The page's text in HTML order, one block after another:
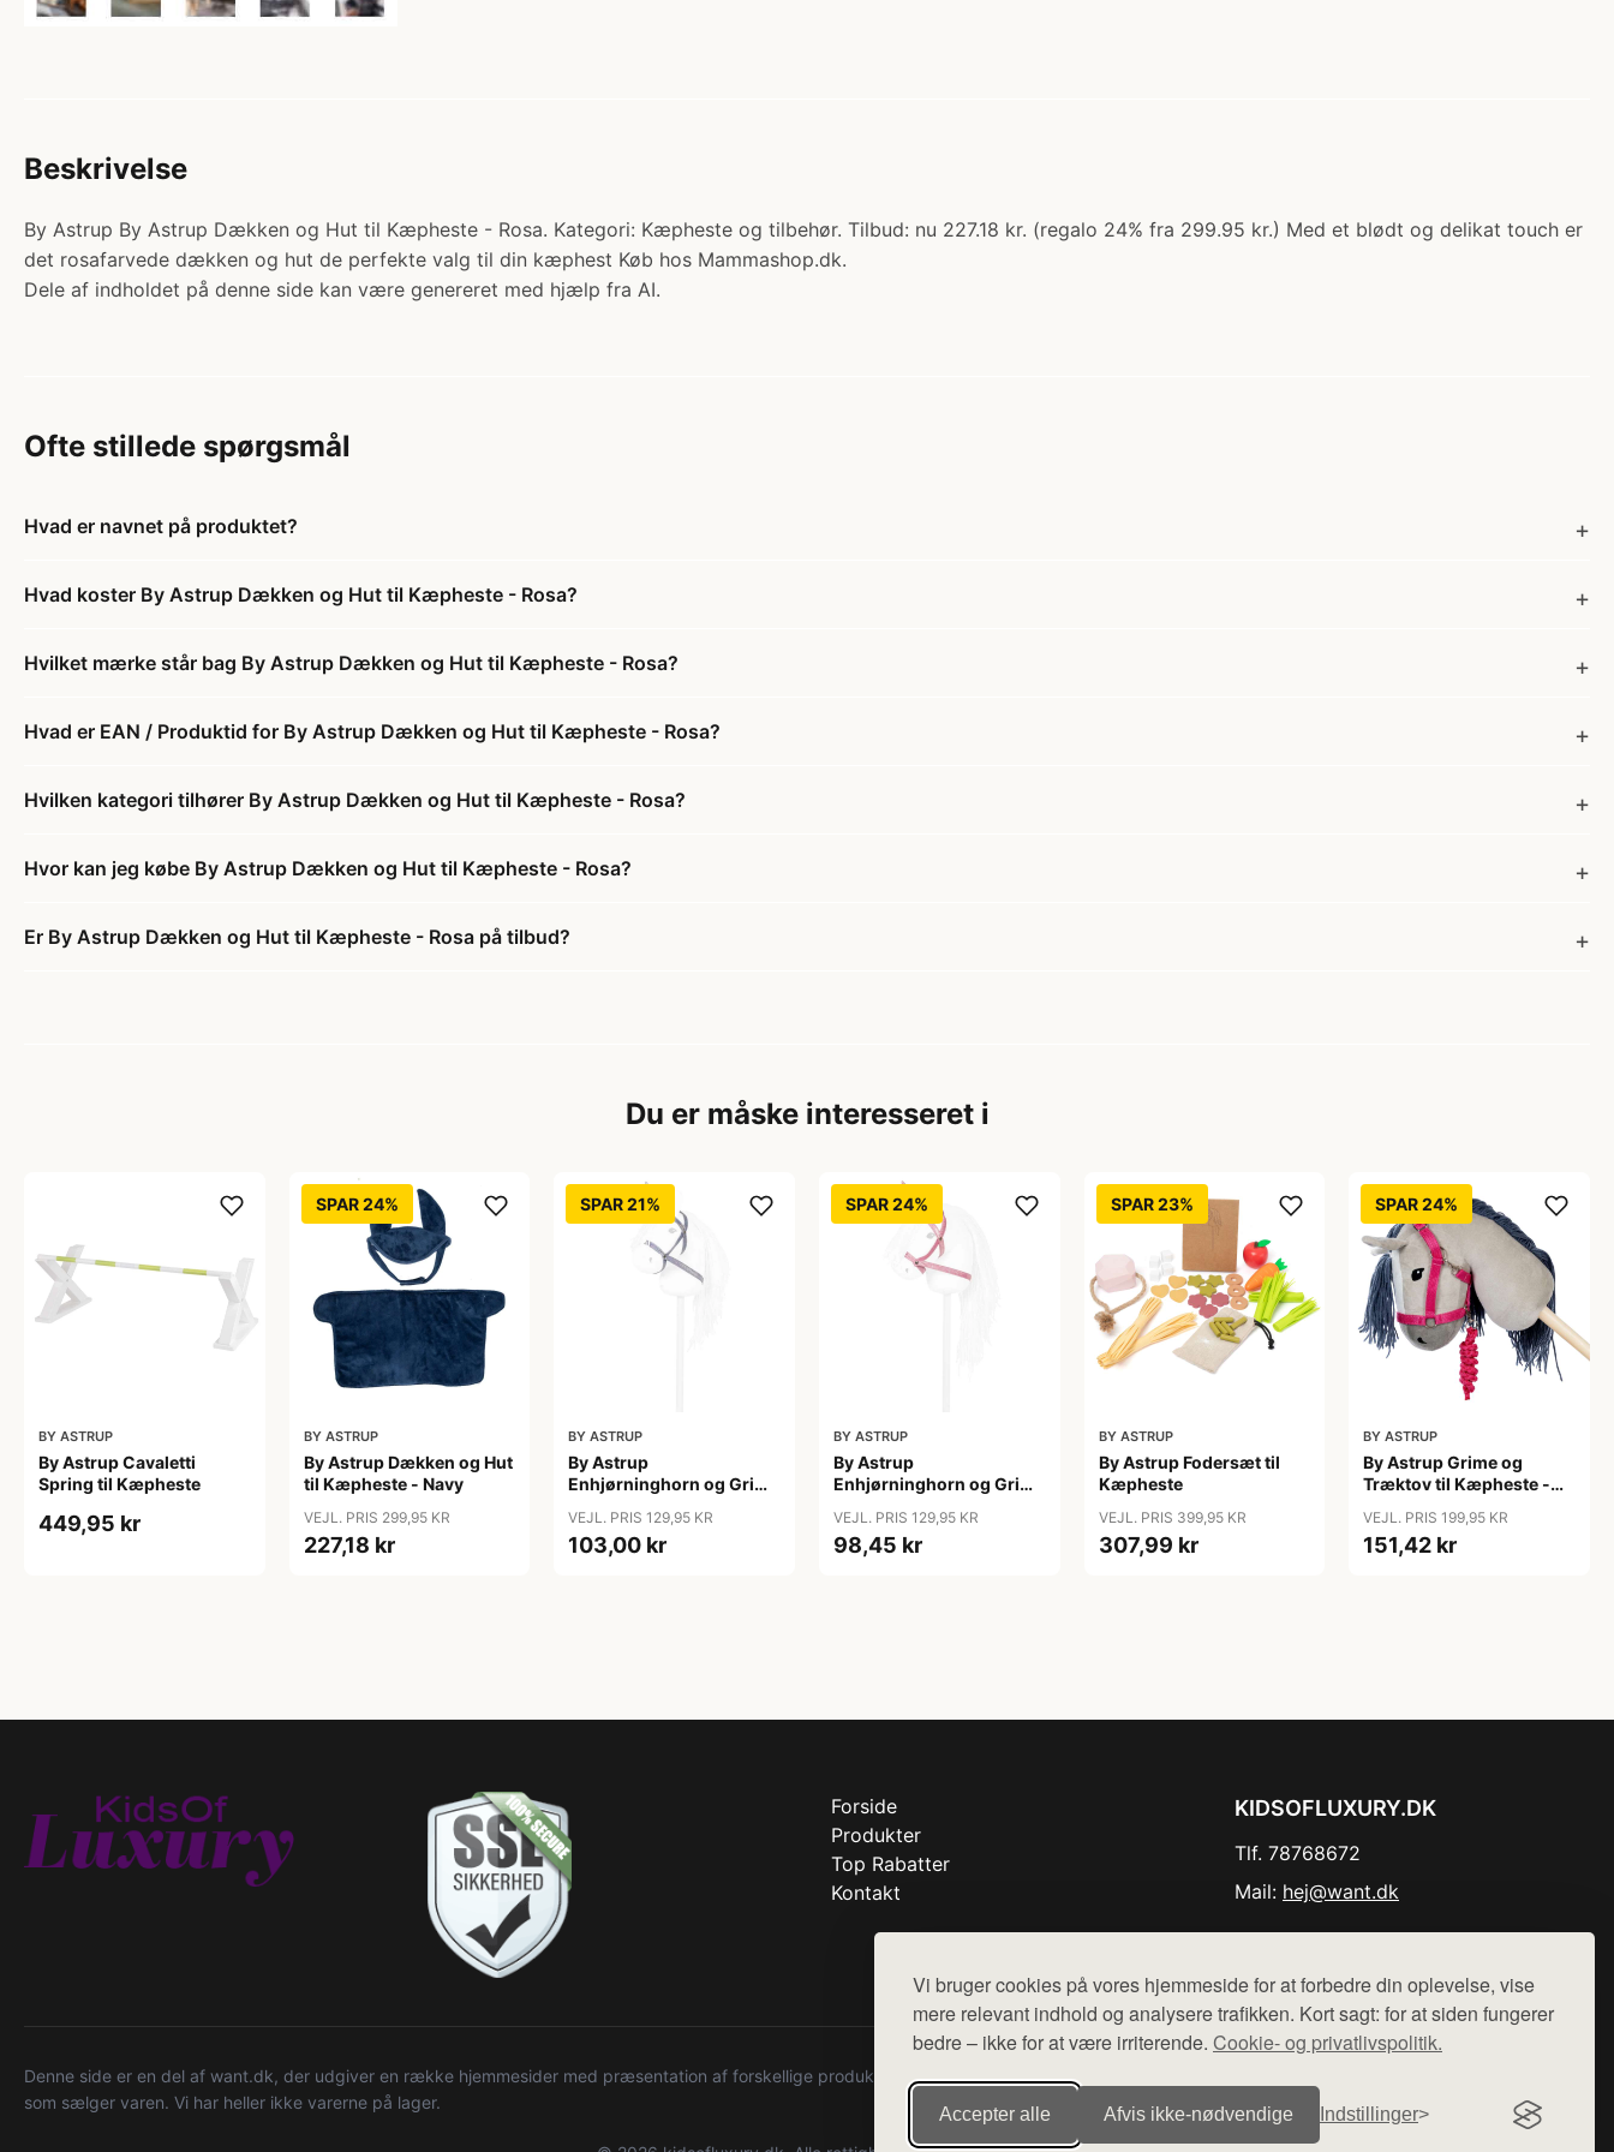
Vi bruger cookies på vores hjemmeside for at forbedre din oplevelse, vise
mere relevant indhold og analysere trafikken. Kort sagt: for at siden fungerer
bedre – ikke for at være irriterende. Cookie- og privatlivspolitik.
Accepter alle Afvis ikke‑nødvendige Indstillinger
Beskrivelse
By Astrup By Astrup Dækken og Hut til Kæpheste - Rosa. Kategori: Kæpheste og tilbehør. Tilbud: nu 227.18 kr. (regalo 24% fra 299.95 kr.) Med et blødt og delikat touch er
det rosafarvede dækken og hut de perfekte valg til din kæphest Køb hos Mammashop.dk.
Dele af indholdet på denne side kan være genereret med hjælp fra AI.
Ofte stillede spørgsmål
Hvad er navnet på produktet?
Hvad koster By Astrup Dækken og Hut til Kæpheste - Rosa?
Hvilket mærke står bag By Astrup Dækken og Hut til Kæpheste - Rosa?
Hvad er EAN / Produktid for By Astrup Dækken og Hut til Kæpheste - Rosa?
Hvilken kategori tilhører By Astrup Dækken og Hut til Kæpheste - Rosa?
Hvor kan jeg købe By Astrup Dækken og Hut til Kæpheste - Rosa?
Er By Astrup Dækken og Hut til Kæpheste - Rosa på tilbud?
Du er måske interesseret i
BY ASTRUP
By Astrup Cavaletti
Spring til Kæpheste
449,95 kr
SPAR 24%
BY ASTRUP
By Astrup Dækken og Hut
til Kæpheste - Navy
VEJL. PRIS 299,95 KR
227,18 kr
SPAR 21%
BY ASTRUP
By Astrup
Enhjørninghorn og Grime
VEJL. PRIS 129,95 KR
103,00 kr
SPAR 24%
BY ASTRUP
By Astrup
Enhjørninghorn og Grime
VEJL. PRIS 129,95 KR
98,45 kr
SPAR 23%
BY ASTRUP
By Astrup Fodersæt til
Kæpheste
VEJL. PRIS 399,95 KR
307,99 kr
SPAR 24%
BY ASTRUP
By Astrup Grime og
Træktov til Kæpheste -
VEJL. PRIS 199,95 KR
151,42 kr
Forside
Produkter
Top Rabatter
Kontakt
KIDSOFLUXURY.DK
Tlf. 78768672
Mail: hej@want.dk
Denne side er en del af want.dk, der udgiver en række hjemmesider med præsentation af forskellige produkter fra diverse webshops. Der sælges ikke varer fra denne side - vi henviser til de shops,
som sælger varen. Vi har heller ikke varerne på lager.